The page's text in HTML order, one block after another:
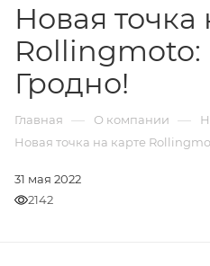
Новая точка
Rollingmoto:
Гродно!
Главная — О компании —
Новая точка на карте
31 мая 2022
2142